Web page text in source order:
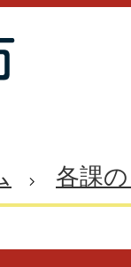
各課